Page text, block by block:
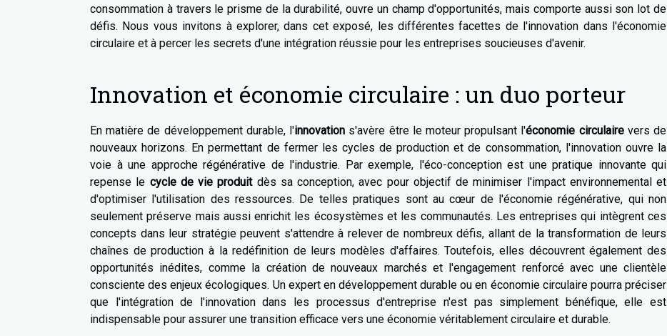
consommation à travers le prisme de la durabilité, ouvre un champ d'opportunités, mais comporte aussi son lot de
défis. Nous vous invitons à explorer, dans cet exposé, les différentes facettes de l'innovation dans l'économie
circulaire et à percer les secrets d'une intégration réussie pour les entreprises soucieuses d'avenir.
Innovation et économie circulaire : un duo porteur
En matière de développement durable, l'innovation s'avère être le moteur propulsant l'économie circulairevers de
nouveaux horizons. En permettant de fermer les cycles de production et de consommation, l'innovation ouvre la
voie à une approche régénérative de l'industrie. Par exemple, l'éco-conception est une pratique innovante qui
repense le cycle de vie produitdès sa conception, avec pour objectif de minimiser l'impact environnemental et
d'optimiser l'utilisation des ressources. De telles pratiques sont au cœur de l'économie régénérative, qui non
seulement préserve mais aussi enrichit les écosystèmes et les communautés. Les entreprises qui intègrent ces
concepts dans leur stratégie peuvent s'attendre à relever de nombreux défis, allant de la transformation de leurs
chaînes de production à la redéfinition de leurs modèles d'affaires. Toutefois, elles découvrent également des
opportunités inédites, comme la création de nouveaux marchés et l'engagement renforcé avec une clientèle
consciente des enjeux écologiques. Un expert en développement durable ou en économie circulaire pourra préciser
que l'intégration de l'innovation dans les processus d'entreprise n'est pas simplement bénéfique, elle est
indispensable pour assurer une transition efficace vers une économie véritablement circulaire et durable.